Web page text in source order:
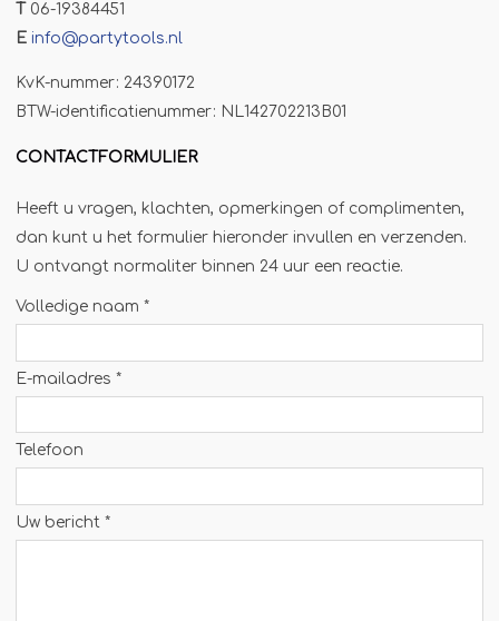
Hotdogkraam
Jägermeister-tap
Partytrailer
Poffertjes
Popcornmachine
Slush
Slurphut
Soepkraam
Sinaasappelpers
T 06-19384451
E info@partytools.nl
KvK-nummer: 24390172
BTW-identificatienummer: NL142702213B01
CONTACTFORMULIER
Heeft u vragen, klachten, opmerkingen of complimenten,
dan kunt u het formulier hieronder invullen en verzenden.
U ontvangt normaliter binnen 24 uur een reactie.
Volledige naam *
E-mailadres *
Telefoon
Uw bericht *